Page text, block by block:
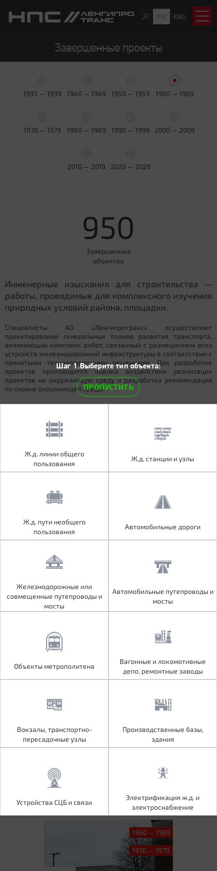
РУС ENG
Завершенные проекты
1935 — 1939 1940 — 1949 1950 — 1959 1960 — 1969
1970 — 1979 1980 — 1989 1990 — 1999 2000 — 2009
2010 — 2019 2020 — 2029
950
Завершенных
объектов
Инженерные изыскания для строительства —
работы, проводимые для комплексного изучения
природных условий района, площадки.
Специалисты АО «Ленгипротранс» осуществляют
проектирование генеральных планов развития транспорта,
включающих комплекс работ, связанный с размещением всех
устройств железнодорожной инфраструктуры в соответствии с
принятыми технологическими решениями. При разработке
проектов производится оценка воздействия реализации
проектов на окружающую среду и разработка рекомендаций
по охране окружающей среды.
Ж.д. линии общего
пользования
Ж.д. пути необщего
пользования
Автомобильные дороги
Железнодорожные или
совмещенные путепроводы и
мосты
Автомобильные путепроводы и
мосты
Вагонные и локомотивные
Вокзалы, транспортно-
пересадочные узлы
Производственные базы,
Электрификация ж.д. и
электроснабжение
Шаг 1.Выберите тип объекта:
ПРОПУСТИТЬ
Ж.д. линии общего
пользования
Ж.д. станции и узлы
Ж.д. пути необщего
пользования
Автомобильные дороги
Железнодорожные или
совмещенные путепроводы и
мосты
Автомобильные путепроводы и
мосты
Объекты метрополитена
Вагонные и локомотивные
депо, ремонтные заводы
Вокзалы, транспортно-
пересадочные узлы
Производственные базы,
здания
Устройства СЦБ и связи
Электрификация ж.д. и
электроснабжение
1960 — 1969
1970 — 1979